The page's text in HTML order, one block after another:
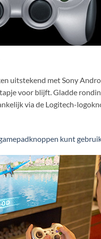
uitstekend met Sony
voor blijft. Gladde
via de Logitech-
kunt